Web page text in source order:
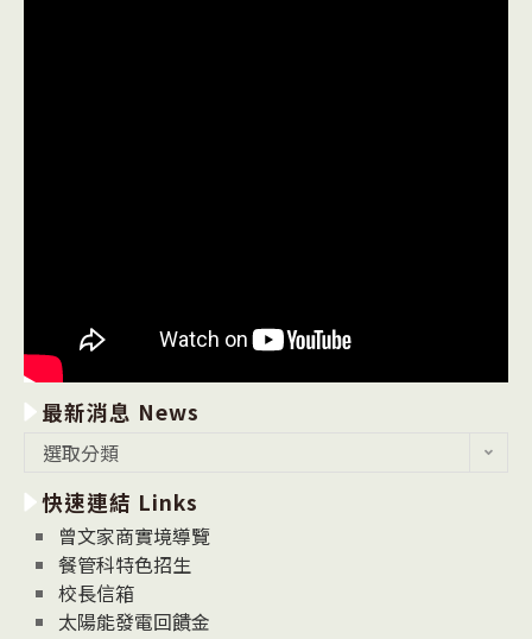
最新消息 News
消
息
News
選取分類
快速連結 Links
曾文家商實境導覽
餐管科特色招生
校長信箱
太陽能發電回饋金